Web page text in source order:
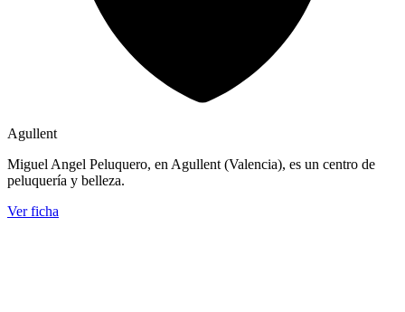
Agullent
Miguel Angel Peluquero, en Agullent (Valencia), es un centro de
peluquería y belleza.
Ver ficha